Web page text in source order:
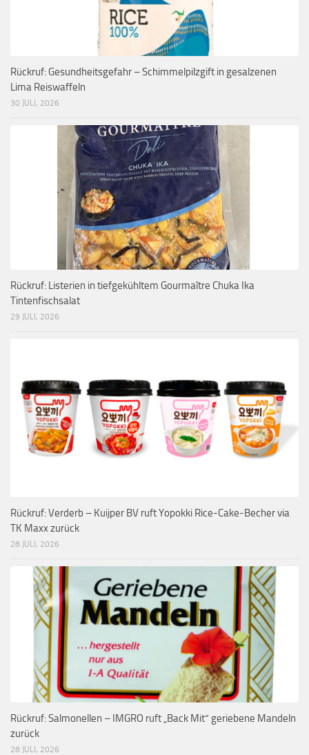
Rückruf: Gesundheitsgefahr – Schimmelpilzgift in gesalzenen
Lima Reiswaffeln
30 JULI, 2026
Rückruf: Listerien in tiefgekühltem Gourmaître Chuka Ika
Tintenfischsalat
29 JULI, 2026
Rückruf: Verderb – Kuijper BV ruft Yopokki Rice-Cake-Becher via
TK Maxx zurück
28 JULI, 2026
Rückruf: Salmonellen – IMGRO ruft „Back Mit“ geriebene Mandeln
zurück
28 JULI, 2026